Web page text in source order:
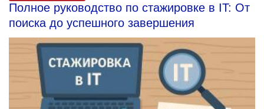
Полное руководство по стажировке в IT: От
поиска до успешного завершения